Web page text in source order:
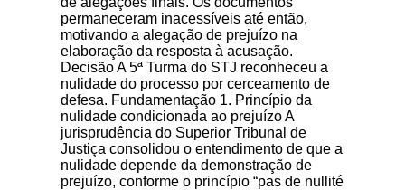
permaneceram inacessíveis até então,
motivando a alegação de prejuízo na
elaboração da resposta à acusação.
Decisão A 5ª Turma do STJ reconheceu a
nulidade do processo por cerceamento de
defesa. Fundamentação 1. Princípio da
nulidade condicionada ao prejuízo A
jurisprudência do Superior Tribunal de
Justiça consolidou o entendimento de que a
nulidade depende da demonstração de
prejuízo, conforme o princípio “pas de nullité